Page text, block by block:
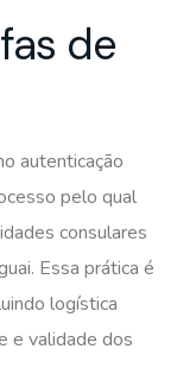
de
autenticação
pelo qual
consulares
Essa prática é
logística
e validade dos